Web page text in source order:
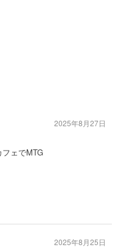
ェでMTG
2025年8月27日
2025年8月25日